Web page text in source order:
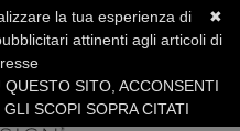
+39.0773.470.562
al 31 Agosto
✖
la tua esperienza di
attinenti agli articoli di
SITO, ACCONSENTI
SCOPI SOPRA CITATI